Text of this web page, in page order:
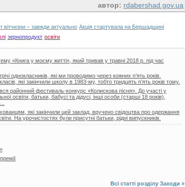
автор: rdabershad.gov.ua
вітчизни – завжди актуально Акція стартувала на Бершадщині
зернопродукт освіти
«Книга у моєму житті», який тривав у травні 2018 р. під час
однокласників, які ми проводимо через кожних п’ять років.
які закінчили школу в 1983-му, тобто тридцять п’ять років тому.
районний фестиваль-конкурс «Колискова пісня». До участі у
освіти, батьки, бабусі та дідусі, інші особи (старші 18 років),
які закінчили цей заклад, вручено свідоцтва про одержання
На урочистостях були присутні батьки, рідні випускників.
Всі статті розділу Заходи »